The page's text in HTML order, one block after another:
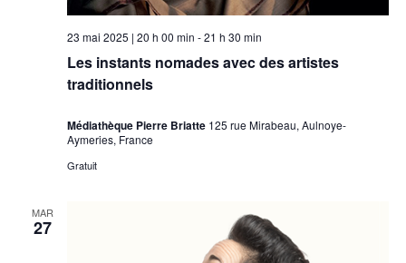
Les instants nomades avec des artistes
traditionnels
23 mai 2025 | 20 h 00 min -21 h 30 min
Médiathèque Pierre Briatte 125 rue Mirabeau, Aulnoye-
Aymeries, France
Gratuit
MAR
27